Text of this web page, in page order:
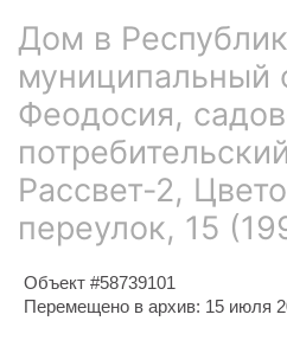
Дом в
муниципальный
Феодосия,
Рассвет-2,
переулок, 15
Объект #58739101
Перемещено в архив: 15 июля